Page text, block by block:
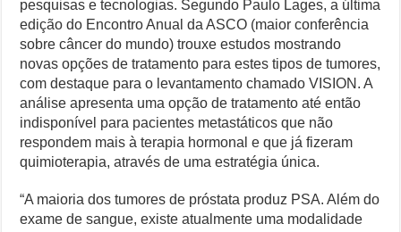
pesquisas e tecnologias. Segundo Paulo Lages, a última
edição do Encontro Anual da ASCO (maior conferência
sobre câncer do mundo) trouxe estudos mostrando
novas opções de tratamento para estes tipos de tumores,
com destaque para o levantamento chamado VISION. A
análise apresenta uma opção de tratamento até então
indisponível para pacientes metastáticos que não
respondem mais à terapia hormonal e que já fizeram
quimioterapia, através de uma estratégia única.
“A maioria dos tumores de próstata produz PSA. Além do
exame de sangue, existe atualmente uma modalidade